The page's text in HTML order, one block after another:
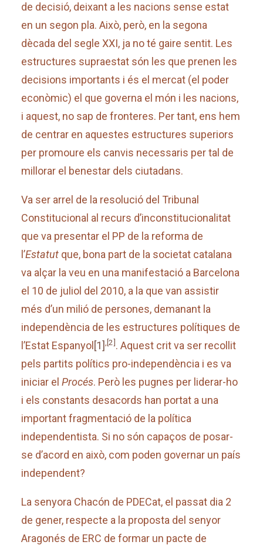
de decisió, deixant a les nacions sense estat
en un segon pla. Això, però, en la segona
dècada del segle XXI, ja no té gaire sentit. Les
estructures supraestat són les que prenen les
decisions importants i és el mercat (el poder
econòmic) el que governa el món i les nacions,
i aquest, no sap de fronteres. Per tant, ens hem
de centrar en aquestes estructures superiors
per promoure els canvis necessaris per tal de
millorar el benestar dels ciutadans.
Va ser arrel de la resolució del Tribunal
Constitucional al recurs d’inconstitucionalitat
que va presentar el PP de la reforma de
l’Estatut que, bona part de la societat catalana
va alçar la veu en una manifestació a Barcelona
el 10 de juliol del 2010, a la que van assistir
més d’un milió de persones, demanant la
independència de les estructures polítiques de
l’Estat Espanyol [1],[2]. Aquest crit va ser recollit
pels partits polítics pro-independència i es va
iniciar el Procés. Però les pugnes per liderar-ho
i els constants desacords han portat a una
important fragmentació de la política
independentista. Si no són capaços de posar-
se d’acord en això, com poden governar un país
independent?
La senyora Chacón de PDECat, el passat dia 2
de gener, respecte a la proposta del senyor
Aragonés de ERC de formar un pacte de